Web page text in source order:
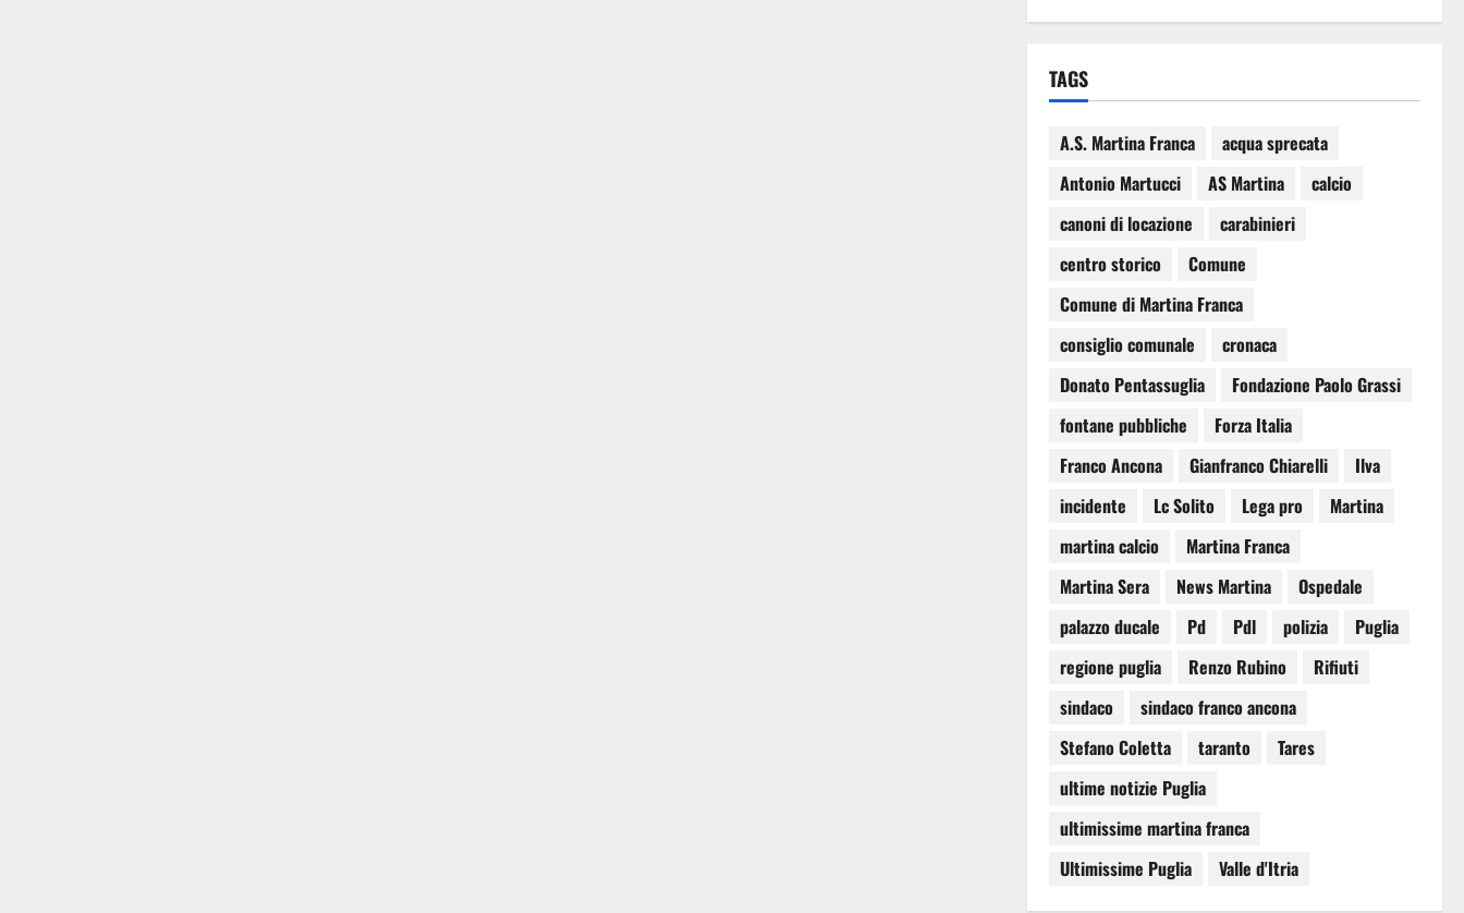
TAGS
A.S. Martina Franca
acqua sprecata
Antonio Martucci
AS Martina
calcio
canoni di locazione
carabinieri
centro storico
Comune
Comune di Martina Franca
consiglio comunale
cronaca
Donato Pentassuglia
Fondazione Paolo Grassi
fontane pubbliche
Forza Italia
Franco Ancona
Gianfranco Chiarelli
Ilva
incidente
Lc Solito Lega pro
Martina
martina calcio
Martina Franca
Martina Sera
News Martina
Ospedale
palazzo ducale
Pd Pdl polizia
Puglia
regione puglia
Renzo Rubino
Rifiuti
sindaco
sindaco franco ancona
Stefano Coletta
taranto
Tares
ultime notizie Puglia
ultimissime martina franca
Ultimissime Puglia
Valle d'Itria